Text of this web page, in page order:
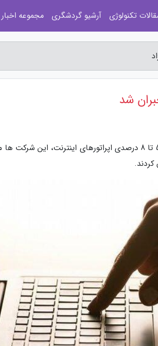
شد
به گزارش مجله آراد، پس از انتشار گزارش کم فروشی 5 تا 8 درصدی اپراتورهای
کردند.
تکنولوژی آرشیو گردشگری مجموعه اخبار